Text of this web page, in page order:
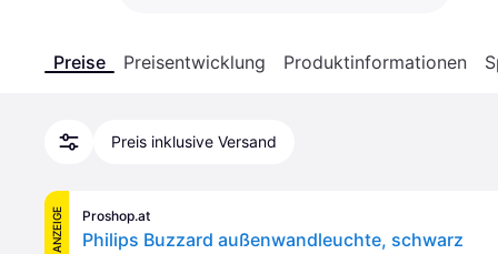
Preise Preisentwicklung Produktinformationen
Preis inklusive Versand
ANZEIGE Proshop.at
Philips Buzzard außenwandleuchte, schwarz